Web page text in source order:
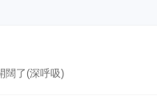
闊了(深呼吸)